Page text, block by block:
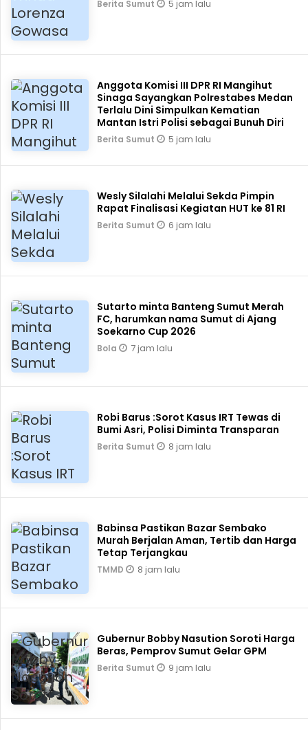
Berita Sumut 5 jam lalu
Anggota Komisi III DPR RI Mangihut
Sinaga Sayangkan Polrestabes Medan
Terlalu Dini Simpulkan Kematian
Mantan Istri Polisi sebagai Bunuh Diri
Berita Sumut 5 jam lalu
Wesly Silalahi Melalui Sekda Pimpin
Rapat Finalisasi Kegiatan HUT ke 81 RI
Berita Sumut 6 jam lalu
Sutarto minta Banteng Sumut Merah
FC, harumkan nama Sumut di Ajang
Soekarno Cup 2026
Bola 7 jam lalu
Robi Barus :Sorot Kasus IRT Tewas di
Bumi Asri, Polisi Diminta Transparan
Berita Sumut 8 jam lalu
Babinsa Pastikan Bazar Sembako
Murah Berjalan Aman, Tertib dan Harga
Tetap Terjangkau
TMMD 8 jam lalu
Gubernur Bobby Nasution Soroti Harga
Beras, Pemprov Sumut Gelar GPM
Berita Sumut 9 jam lalu